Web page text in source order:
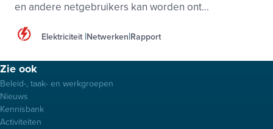
en andere netgebruikers kan worden ont...
Elektriciteit Netwerken Rapport
Footer
menu
Zie ook
Beleid-, taak- en werkgroepen
Nieuws
Kennisbank
Activiteiten